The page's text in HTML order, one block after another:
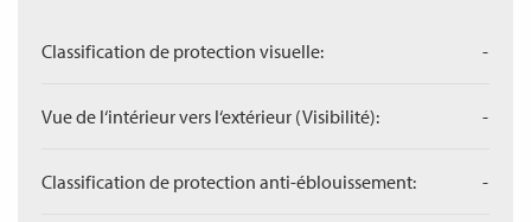
Classification de protection visuelle: -
Vue de l‘intérieur vers l‘extérieur (Visibilité): -
Classification de protection anti-éblouissement: -